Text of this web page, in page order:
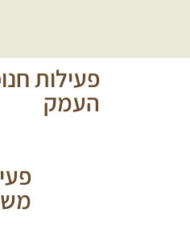
פעילות
העמק